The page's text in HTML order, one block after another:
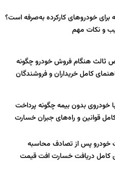
برای خودروهای کارکرده به‌صرفه است؟
و نکات مهم
ثالث هنگام فروش خودرو چگونه
کامل خریداران و فروشندگان
بدون بیمه چگونه پرداخت
قوانین و راه‌های جبران خسارت
خودرو پس از تصادف محاسبه
کامل دریافت خسارت افت قیمت